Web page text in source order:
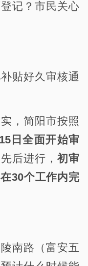
记？市民关心
贴好久审核通
，简阳市按照
日全面开始审
后进行，初审
30个工作内完
南路（富安五